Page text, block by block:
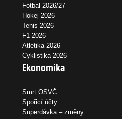
Fotbal 2026/27
Hokej 2026
Tenis 2026
F1 2026
Atletika 2026
Cyklistika 2026
Ekonomika
Smrt OSVČ
Spořicí účty
Superdávka – změny